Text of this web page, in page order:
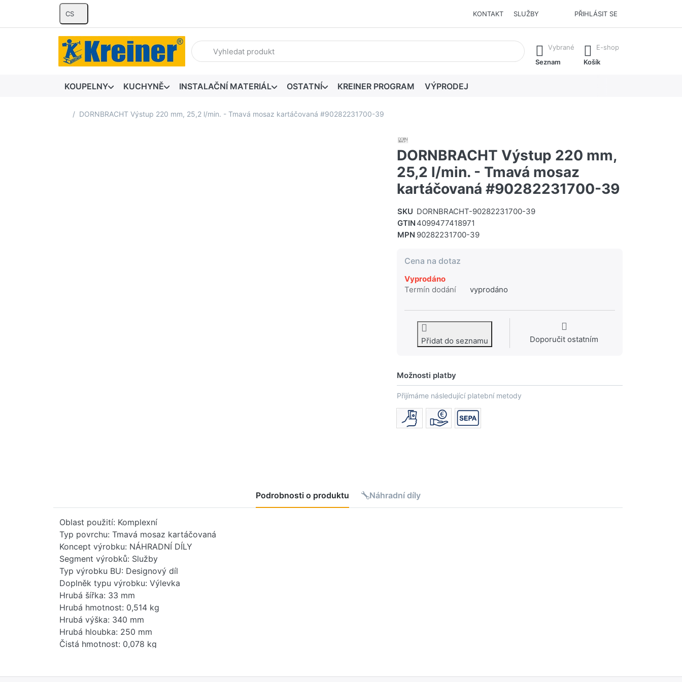
CS KONTAKT SLUŽBY PŘIHLÁSIT SE
Zadejte hledaný výraz. První výsledky se zobrazí automaticky při zadávání. Stisknutím klávesy Enter vyvoláte všechny výsledky.
Vybrané
Seznam
E-shop
Košík
KOUPELNY KUCHYNĚ INSTALAČNÍ MATERIÁL OSTATNÍ KREINER PROGRAM VÝPRODEJ
Domovská stránka
DORNBRACHT Výstup 220 mm, 25,2 l/min. - Tmavá mosaz kartáčovaná #90282231700-39
DORNBRACHT Výstup 220 mm,
25,2 l/min. - Tmavá mosaz
kartáčovaná #90282231700-39
SKU DORNBRACHT-90282231700-39
GTIN 4099477418971
MPN 90282231700-39
Cena na dotaz
Vyprodáno
Termín dodání
vyprodáno
Přidat do seznamu Doporučit ostatním
Možnosti platby
Přijímáme následující platební metody
Podrobnosti o produktu Náhradní díly
Oblast použití: Komplexní
Typ povrchu: Tmavá mosaz kartáčovaná
Koncept výrobku: NÁHRADNÍ DÍLY
Segment výrobků: Služby
Typ výrobku BU: Designový díl
Doplněk typu výrobku: Výlevka
Hrubá šířka: 33 mm
Hrubá hmotnost: 0,514 kg
Hrubá výška: 340 mm
Hrubá hloubka: 250 mm
Čistá hmotnost: 0,078 kg